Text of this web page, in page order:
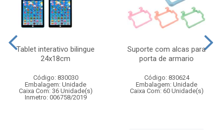
Tablet interativo bilingue
24x18cm
Código: 830030
Embalagem: Unidade
Caixa Com: 36 Unidade(s)
Inmetro: 006758/2019
Suporte com alcas para
porta de armario
Código: 830624
Embalagem: Unidade
Caixa Com: 60 Unidade(s)